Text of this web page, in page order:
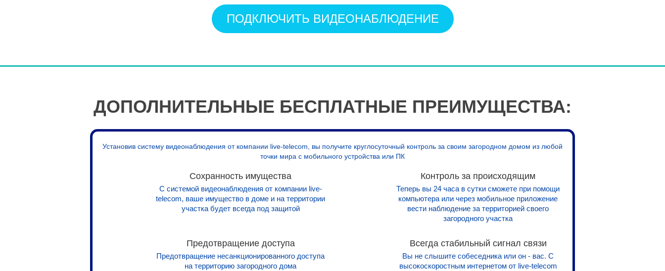
ПОДКЛЮЧИТЬ ВИДЕОНАБЛЮДЕНИЕ
ДОПОЛНИТЕЛЬНЫЕ БЕСПЛАТНЫЕ ПРЕИМУЩЕСТВА:
Установив систему видеонаблюдения от компании live-telecom, вы получите круглосуточный контроль за своим загородном домом из любой
точки мира с мобильного устройства или ПК
Сохранность имущества
С системой видеонаблюдения от компании live-
telecom, ваше имущество в доме и на территории
участка будет всегда под защитой
Контроль за происходящим
Теперь вы 24 часа в сутки сможете при помощи
компьютера или через мобильное приложение
вести наблюдение за территорией своего
загородного участка
Предотвращение доступа
Предотвращение несанкционированного доступа
на территорию загородного дома
Всегда стабильный сигнал связи
Вы не слышите собеседника или он - вас. С
высокоскоростным интернетом от live-telecom